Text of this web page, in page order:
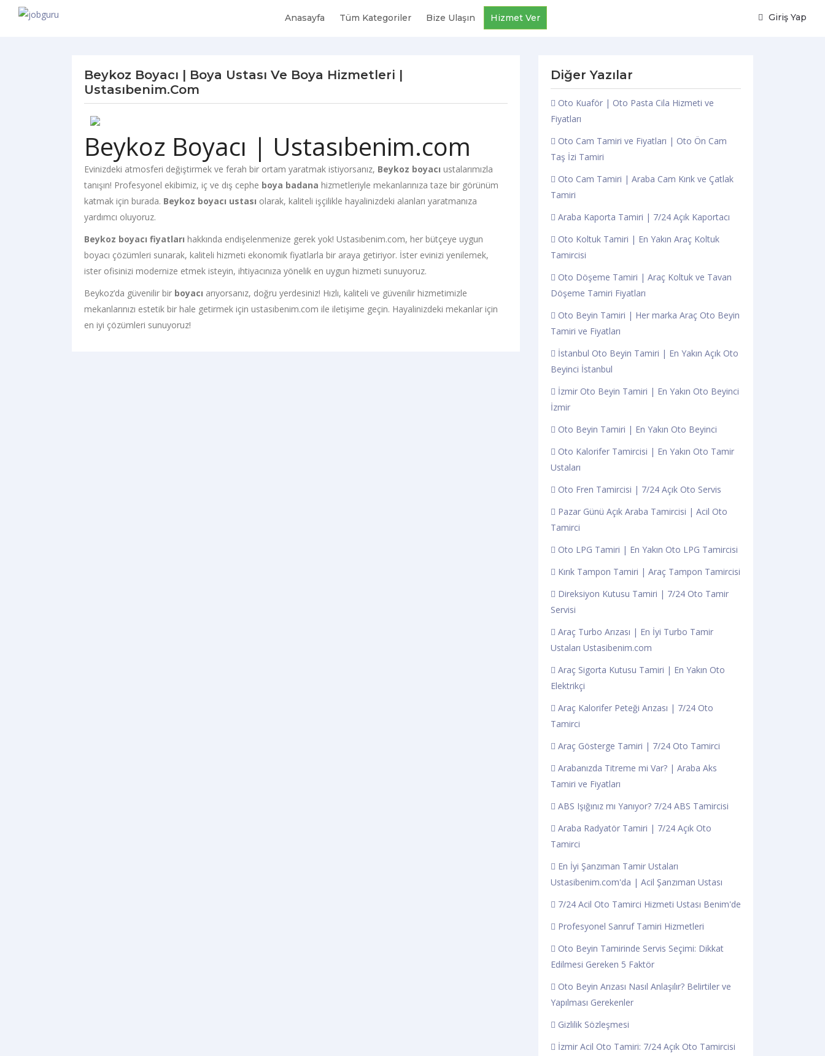
Anasayfa Tüm Kategoriler Bize Ulaşın Hizmet Ver Giriş Yap
Beykoz Boyacı | Boya Ustası Ve Boya Hizmetleri |
Ustasıbenim.com
Beykoz Boyacı | Ustasıbenim.com
Evinizdeki atmosferi değiştirmek ve ferah bir ortam yaratmak istiyorsanız, Beykoz boyacı ustalarımızla
tanışın! Profesyonel ekibimiz, iç ve dış cephe boya badana hizmetleriyle mekanlarınıza taze bir görünüm
katmak için burada. Beykoz boyacı ustası olarak, kaliteli işçilikle hayalinizdeki alanları yaratmanıza
yardımcı oluyoruz.
Beykoz boyacı fiyatları hakkında endişelenmenize gerek yok! Ustasıbenim.com, her bütçeye uygun
boyacı çözümleri sunarak, kaliteli hizmeti ekonomik fiyatlarla bir araya getiriyor. İster evinizi yenilemek,
ister ofisinizi modernize etmek isteyin, ihtiyacınıza yönelik en uygun hizmeti sunuyoruz.
Beykoz’da güvenilir bir boyacı arıyorsanız, doğru yerdesiniz! Hızlı, kaliteli ve güvenilir hizmetimizle
mekanlarınızı estetik bir hale getirmek için ustasıbenim.com ile iletişime geçin. Hayalinizdeki mekanlar için
en iyi çözümleri sunuyoruz!
Diğer Yazılar
Oto Kuaför | Oto Pasta Cila Hizmeti ve
Fiyatları
Oto Cam Tamiri ve Fiyatları | Oto Ön Cam
Taş İzi Tamiri
Oto Cam Tamiri | Araba Cam Kırık ve Çatlak
Tamiri
Araba Kaporta Tamiri | 7/24 Açık Kaportacı
Oto Koltuk Tamiri | En Yakın Araç Koltuk
Tamircisi
Oto Döşeme Tamiri | Araç Koltuk ve Tavan
Döşeme Tamiri Fiyatları
Oto Beyin Tamiri | Her marka Araç Oto Beyin
Tamiri ve Fiyatları
İstanbul Oto Beyin Tamiri | En Yakın Açık Oto
Beyinci İstanbul
İzmir Oto Beyin Tamiri | En Yakın Oto Beyinci
İzmir
Oto Beyin Tamiri | En Yakın Oto Beyinci
Oto Kalorifer Tamircisi | En Yakın Oto Tamir
Ustaları
Oto Fren Tamircisi | 7/24 Açık Oto Servis
Pazar Günü Açık Araba Tamircisi | Acil Oto
Tamirci
Oto LPG Tamiri | En Yakın Oto LPG Tamircisi
Kırık Tampon Tamiri | Araç Tampon Tamircisi
Direksiyon Kutusu Tamiri | 7/24 Oto Tamir
Servisi
Araç Turbo Arızası | En İyi Turbo Tamir
Ustaları Ustasibenim.com
Araç Sigorta Kutusu Tamiri | En Yakın Oto
Elektrikçi
Araç Kalorifer Peteği Arızası | 7/24 Oto
Tamirci
Araç Gösterge Tamiri | 7/24 Oto Tamirci
Arabanızda Titreme mi Var? | Araba Aks
Tamiri ve Fiyatları
ABS Işığınız mı Yanıyor? 7/24 ABS Tamircisi
Araba Radyatör Tamiri | 7/24 Açık Oto
Tamirci
En İyi Şanzıman Tamir Ustaları
Ustasibenim.com'da | Acil Şanzıman Ustası
7/24 Acil Oto Tamirci Hizmeti Ustası Benim'de
Profesyonel Sanruf Tamiri Hizmetleri
Oto Beyin Tamirinde Servis Seçimi: Dikkat
Edilmesi Gereken 5 Faktör
Oto Beyin Arızası Nasıl Anlaşılır? Belirtiler ve
Yapılması Gerekenler
Gizlilik Sözleşmesi
İzmir Acil Oto Tamiri: 7/24 Açık Oto Tamircisi